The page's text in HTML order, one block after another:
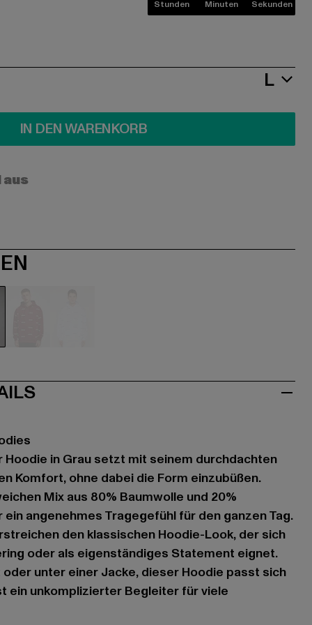
Stunden Minuten Sekunden
L
IN DEN WARENKORB
Hoodie in Grau setzt mit seinem durchdachten
Komfort, ohne dabei die Form einzubüßen.
Mix aus 80% Baumwolle und 20%
angenehmes Tragegefühl für den ganzen Tag.
den klassischen Hoodie-Look, der sich
oder als eigenständiges Statement eignet.
unter einer Jacke, dieser Hoodie passt sich
ein unkomplizierter Begleiter für viele